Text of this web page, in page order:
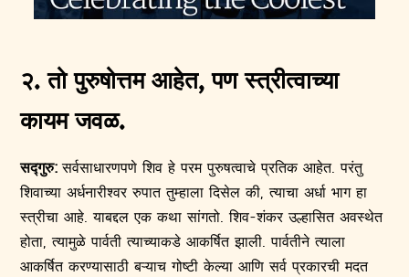
२. तो पुरुषोत्तम आहेत, पण स्त्रीत्वाच्या
कायम जवळ.
सद्गुरु:सर्वसाधारणपणे शिव हे परम पुरुषत्वाचे प्रतिक आहेत. परंतु
शिवाच्या अर्धनारीश्वर रुपात तुम्हाला दिसेल की, त्याचा अर्धा भाग हा
स्त्रीचा आहे. याबद्दल एक कथा सांगतो. शिव-शंकर उल्हासित अवस्थेत
होता, त्यामुळे पार्वती त्याच्याकडे आकर्षित झाली. पार्वतीने त्याला
आकर्षित करण्यासाठी बऱ्याच गोष्टी केल्या आणि सर्व प्रकारची मदत